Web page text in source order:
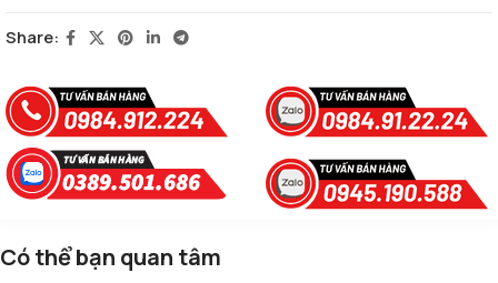
Share:
Có thể bạn quan tâm